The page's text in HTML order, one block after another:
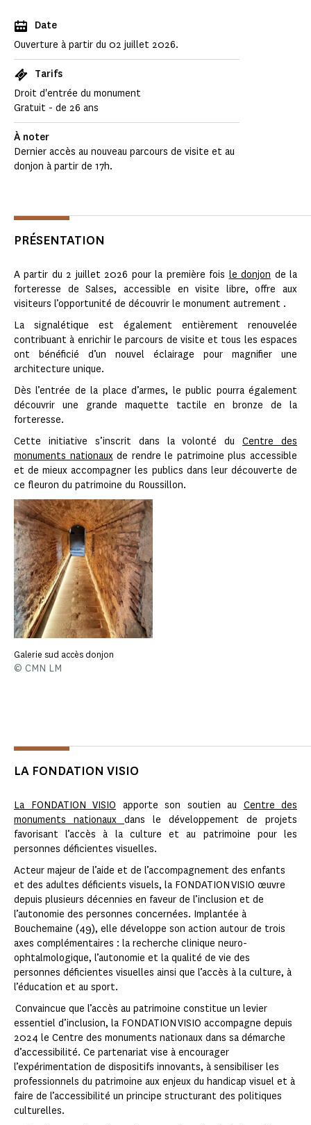
Date
Ouverture à partir du 02 juillet 2026.
Tarifs
Droit d'entrée du monument
Gratuit - de 26 ans
À noter
Dernier accès au nouveau parcours de visite et au
donjon à partir de 17h.
PRÉSENTATION
A partir du 2 juillet 2026 pour la première fois le donjon de la
forteresse de Salses, accessible en visite libre, offre aux
visiteurs l’opportunité de découvrir le monument autrement .
La signalétique est également entièrement renouvelée
contribuant à enrichir le parcours de visite et tous les espaces
ont bénéficié d’un nouvel éclairage pour magnifier une
architecture unique.
Dès l’entrée de la place d’armes, le public pourra également
découvrir une grande maquette tactile en bronze de la
forteresse.
Cette initiative s’inscrit dans la volonté duCentre des
monuments nationauxde rendre le patrimoine plus accessible
et de mieux accompagner les publics dans leur découverte de
ce fleuron du patrimoine du Roussillon.
Galerie sud accès donjon
© CMN LM
LA FONDATION VISIO
La FONDATION VISIO apporte son soutien au Centre des
monuments nationaux dans le développement de projets
favorisant l’accès à la culture et au patrimoine pour les
personnes déficientes visuelles.
Acteur majeur de l’aide et de l’accompagnement des enfants
et des adultes déficients visuels, la FONDATION VISIO œuvre
depuis plusieurs décennies en faveur de l’inclusion et de
l’autonomie des personnes concernées. Implantée à
Bouchemaine (49), elle développe son action autour de trois
axes complémentaires : la recherche clinique neuro-
ophtalmologique, l’autonomie et la qualité de vie des
personnes déficientes visuelles ainsi que l’accès à la culture, à
l’éducation et au sport.
Convaincue que l’accès au patrimoine constitue un levier
essentiel d’inclusion, la FONDATION VISIO accompagne depuis
2024 le Centre des monuments nationaux dans sa démarche
d’accessibilité. Ce partenariat vise à encourager
l’expérimentation de dispositifs innovants, à sensibiliser les
professionnels du patrimoine aux enjeux du handicap visuel et à
faire de l’accessibilité un principe structurant des politiques
culturelles.